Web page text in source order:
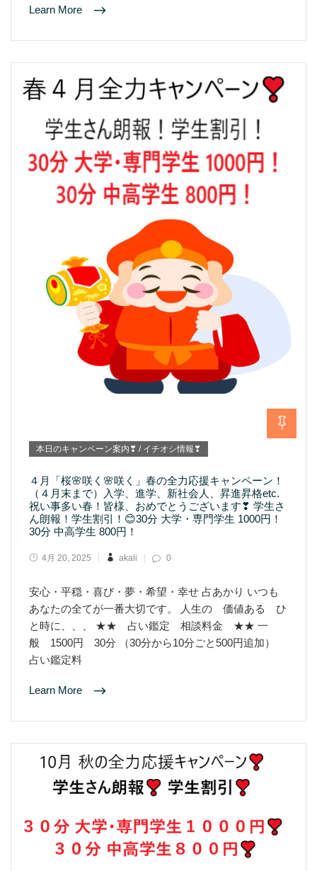
Learn More
本日のキャンペーン案内❣ / イチオシ情報❣
４月「桜🌸咲く🌸咲く」春の全力応援キャンペーン！
（４月末まで）入学、進学、新社会人、昇進昇格etc.
祝い事多い春！皆様、おめでとうございます❣ 学生さ
ん朗報！学生割引！😊30分 大学・専門学生 1000円！
30分 中高学生 800円！
4月 20, 2025 akali 0
安心・平穏・喜び・夢・希望・幸せ 占あかり いつも
あなたの全てが一番大切です。 人生の 価値ある ひ
と時に、、、 ★★ 占い鑑定 相談料金 ★★ 一
般 1500円 30分 （30分から10分ごと500円追加）
占い鑑定料
Learn More